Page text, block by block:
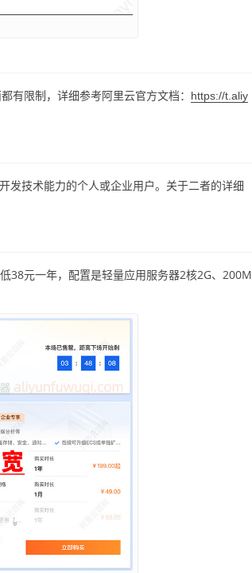
有限制，详细参考阿里云官方文档：
https://t.aliy
发技术能力的个人或企业用户。关于二者的详细
38元一年，配置是轻量应用服务器2核2G、200M